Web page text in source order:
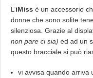
L’iMiss è un accessorio
donne che sono solite
silenziosa. Grazie al
non pare ci sia) ed ad un
questo bracciale si può
vi avvisa quando arriva